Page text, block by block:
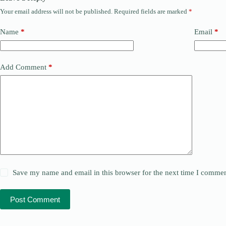
Your email address will not be published. Required fields are marked *
Name * Email *
Add Comment *
Save my name and email in this browser for the next time I
Post Comment